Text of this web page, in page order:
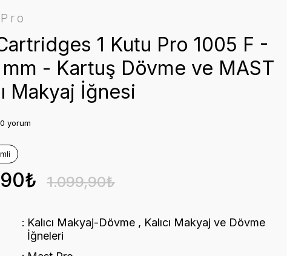
1 Kutu Pro 1005 F -
- Kartuş Dövme ve MAST
Makyaj İğnesi
yorum
1.099,90₺
Kalıcı Makyaj-Dövme , Kalıcı Makyaj ve Dövme
İğneleri